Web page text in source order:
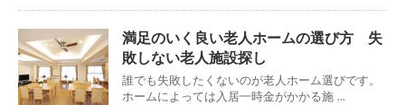
満足のいく良い老人ホームの選び方 失
敗しない老人施設探し
誰でも失敗したくないのが老人ホーム選びです。
ホームによっては入居一時金がかかる施 ...